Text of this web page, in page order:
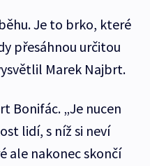
Je to brko, které
přesáhnou určitou
Marek Najbrt.
Bonifác. „Je nucen
lidí, s níž si neví
ale nakonec skončí